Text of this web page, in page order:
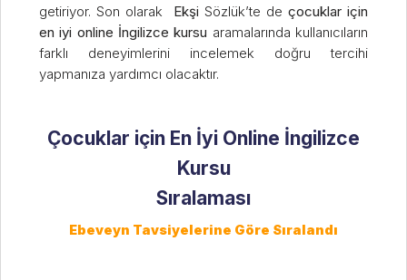
getiriyor. Son olarak Ekşi Sözlük’te deçocuklar için
en iyi online İngilizce kursu aramalarında kullanıcıların
farklı deneyimlerini incelemek doğru tercihi
yapmanıza yardımcı olacaktır.
Çocuklar için En İyi Online İngilizce
Kursu
Sıralaması